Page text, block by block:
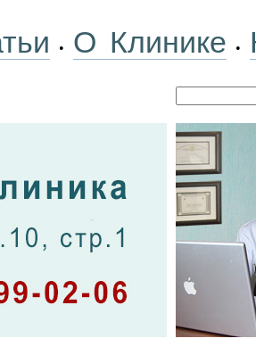
• О Клинике •